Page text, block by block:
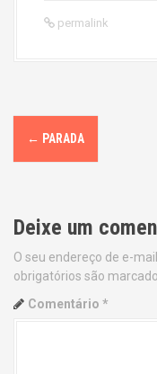
permalink
P
o
t
n
a
← PARADA
Deixe um
O seu endereço de e-
obrigatórios são
Comentário *